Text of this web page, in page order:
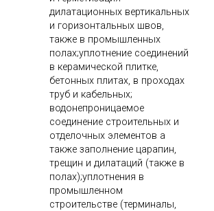
дилатационных вертикальных
и горизонтальных швов,
также в промышленных
полах;уплотнение соединений
в керамической плитке,
бетонных плитах, в проходах
труб и кабельных;
водонепроницаемое
соединение строительных и
отделочных элементов а
также заполнение царапин,
трещин и дилатаций (также в
полах);уплотнения в
промышленном
строительстве (терминалы,